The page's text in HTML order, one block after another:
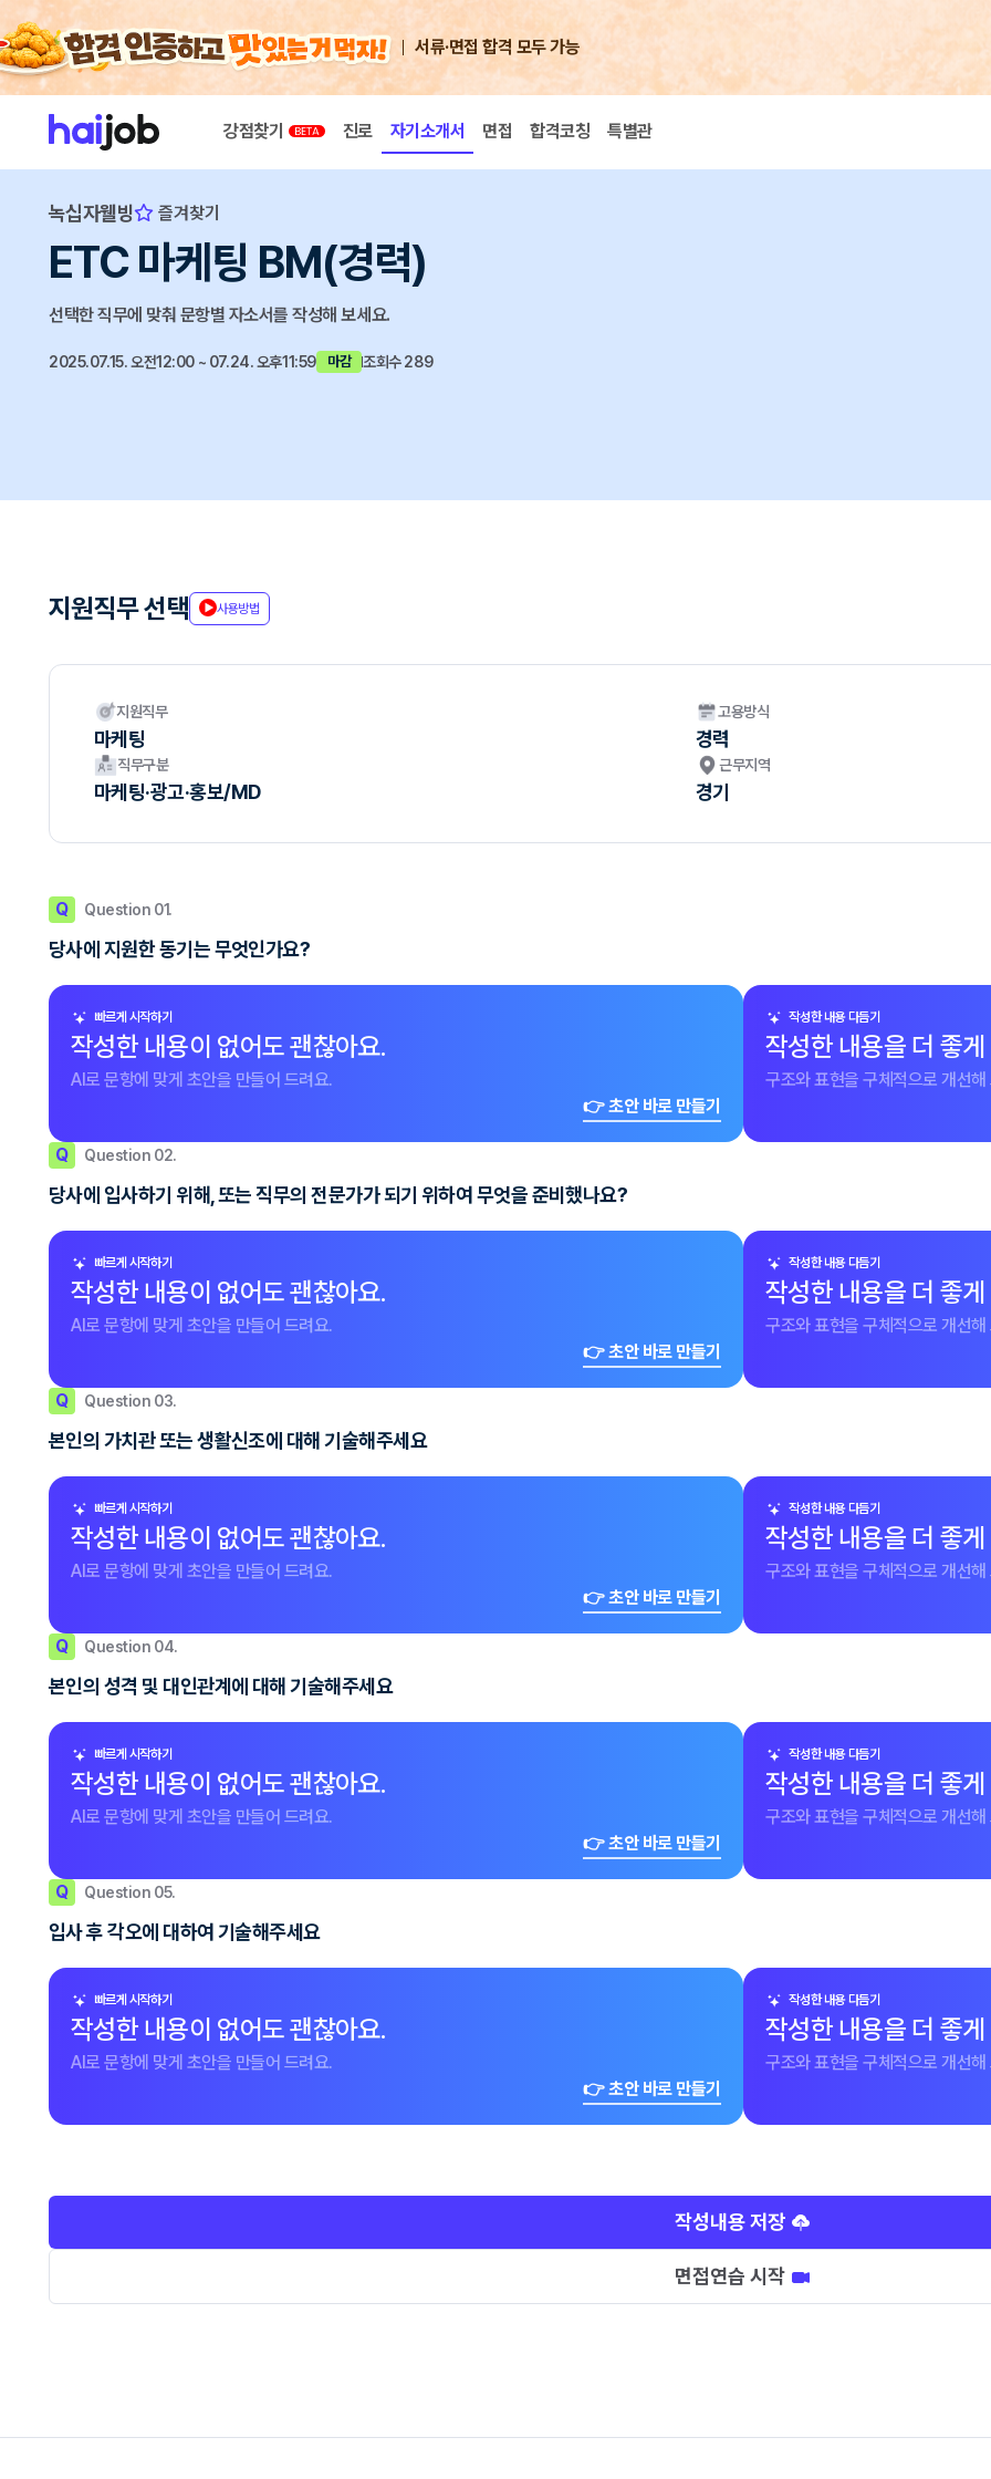
서류·면접 합격 모두 가능
강점찾기 진로 자기소개서 면접 합격코칭 특별관
녹십자웰빙 즐겨찾기
ETC 마케팅 BM(경력)
선택한 직무에 맞춰 문항별 자소서를 작성해 보세요.
2025.07.15. 오전12:00 ~ 07.24. 오후11:59 마감 조회수 289
지원직무 선택 사용방법
지원직무
마케팅
고용방식
경력
직무구분
마케팅·광고·홍보/MD
근무지역
경기
Q Question 01.
당사에 지원한 동기는 무엇인가요?
빠르게 시작하기
작성한 내용이 없어도 괜찮아요.
AI로 문항에 맞게 초안을 만들어 드려요.
👉 초안 바로 만들기
작성한 내용 다듬기
작성한 내용을 더 좋
구조와 표현을 구체적으로 개선해
Q Question 02.
당사에 입사하기 위해, 또는 직무의 전문가가 되기 위하여 무엇을 준비했나요?
빠르게 시작하기
작성한 내용이 없어도 괜찮아요.
AI로 문항에 맞게 초안을 만들어 드려요.
👉 초안 바로 만들기
작성한 내용 다듬기
작성한 내용을 더 좋
구조와 표현을 구체적으로 개선해
Q Question 03.
본인의 가치관 또는 생활신조에 대해 기술해주세요
빠르게 시작하기
작성한 내용이 없어도 괜찮아요.
AI로 문항에 맞게 초안을 만들어 드려요.
👉 초안 바로 만들기
작성한 내용 다듬기
작성한 내용을 더 좋
구조와 표현을 구체적으로 개선해
Q Question 04.
본인의 성격 및 대인관계에 대해 기술해주세요
빠르게 시작하기
작성한 내용이 없어도 괜찮아요.
AI로 문항에 맞게 초안을 만들어 드려요.
👉 초안 바로 만들기
작성한 내용 다듬기
작성한 내용을 더 좋
구조와 표현을 구체적으로 개선해
Q Question 05.
입사 후 각오에 대하여 기술해주세요
빠르게 시작하기
작성한 내용이 없어도 괜찮아요.
AI로 문항에 맞게 초안을 만들어 드려요.
👉 초안 바로 만들기
작성한 내용 다듬기
작성한 내용을 더 좋
구조와 표현을 구체적으로 개선해
작성내용 저장
면접연습 시작